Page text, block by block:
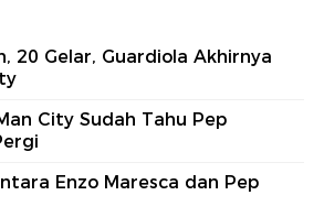
20 Gelar, Guardiola Akhirnya
City Sudah Tahu Pep
Enzo Maresca dan Pep